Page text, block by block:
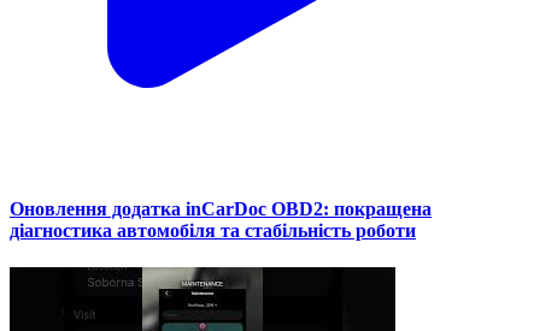
Оновлення додатка inCarDoc OBD2: покращена
діагностика автомобіля та стабільність роботи